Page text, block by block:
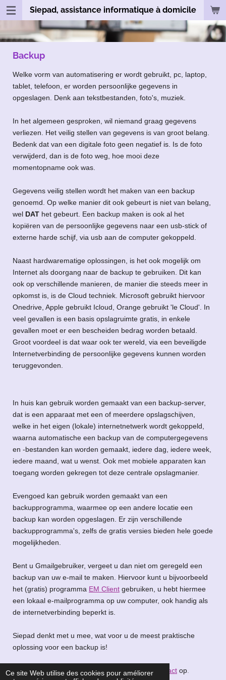
Ce site Web utilise des cookies pour améliorer
Passer
au
contenu
Siepad, assistance informatique à domicile
Backup
Welke vorm van automatisering er wordt gebruikt, pc, laptop,
tablet, telefoon, er worden persoonlijke gegevens in
opgeslagen. Denk aan tekstbestanden, foto's, muziek.
In het algemeen gesproken, wil niemand graag gegevens
verliezen. Het veilig stellen van gegevens is van groot belang.
Bedenk dat van een digitale foto geen negatief is. Is de foto
verwijderd, dan is de foto weg, hoe mooi deze
momentopname ook was.
Gegevens veilig stellen wordt het maken van een backup
genoemd. Op welke manier dit ook gebeurt is niet van belang,
wel DAT het gebeurt. Een backup maken is ook al het
kopiëren van de persoonlijke gegevens naar een usb-stick of
externe harde schijf, via usb aan de computer gekoppeld.
Naast hardwarematige oplossingen, is het ook mogelijk om
Internet als doorgang naar de backup te gebruiken. Dit kan
ook op verschillende manieren, de manier die steeds meer in
opkomst is, is de Cloud techniek. Microsoft gebruikt hiervoor
Onedrive, Apple gebruikt Icloud, Orange gebruikt 'le Cloud'. In
veel gevallen is een basis opslagruimte gratis, in enkele
gevallen moet er een bescheiden bedrag worden betaald.
Groot voordeel is dat waar ook ter wereld, via een beveiligde
Internetverbinding de persoonlijke gegevens kunnen worden
teruggevonden.
In huis kan gebruik worden gemaakt van een backup-server,
dat is een apparaat met een of meerdere opslagschijven,
welke in het eigen (lokale) internetnetwerk wordt gekoppeld,
waarna automatische een backup van de computergegevens
en -bestanden kan worden gemaakt, iedere dag, iedere week,
iedere maand, wat u wenst. Ook met mobiele apparaten kan
toegang worden gekregen tot deze centrale opslagmanier.
Evengoed kan gebruik worden gemaakt van een
backupprogramma, waarmee op een andere locatie een
backup kan worden opgeslagen. Er zijn verschillende
backupprogramma's, zelfs de gratis versies bieden hele goede
mogelijkheden.
Bent u Gmailgebruiker, vergeet u dan niet om geregeld een
backup van uw e-mail te maken. Hiervoor kunt u bijvoorbeeld
het (gratis) programma EM Client gebruiken, u hebt hiermee
een lokaal e-mailprogramma op uw computer, ook handig als
de internetverbinding beperkt is.
Siepad denkt met u mee, wat voor u de meest praktische
oplossing voor een backup is!
Wilt u meer informatie? Neemt u dan vooral contact op